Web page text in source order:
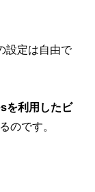
設定は自由で
を利用したビ
のです。